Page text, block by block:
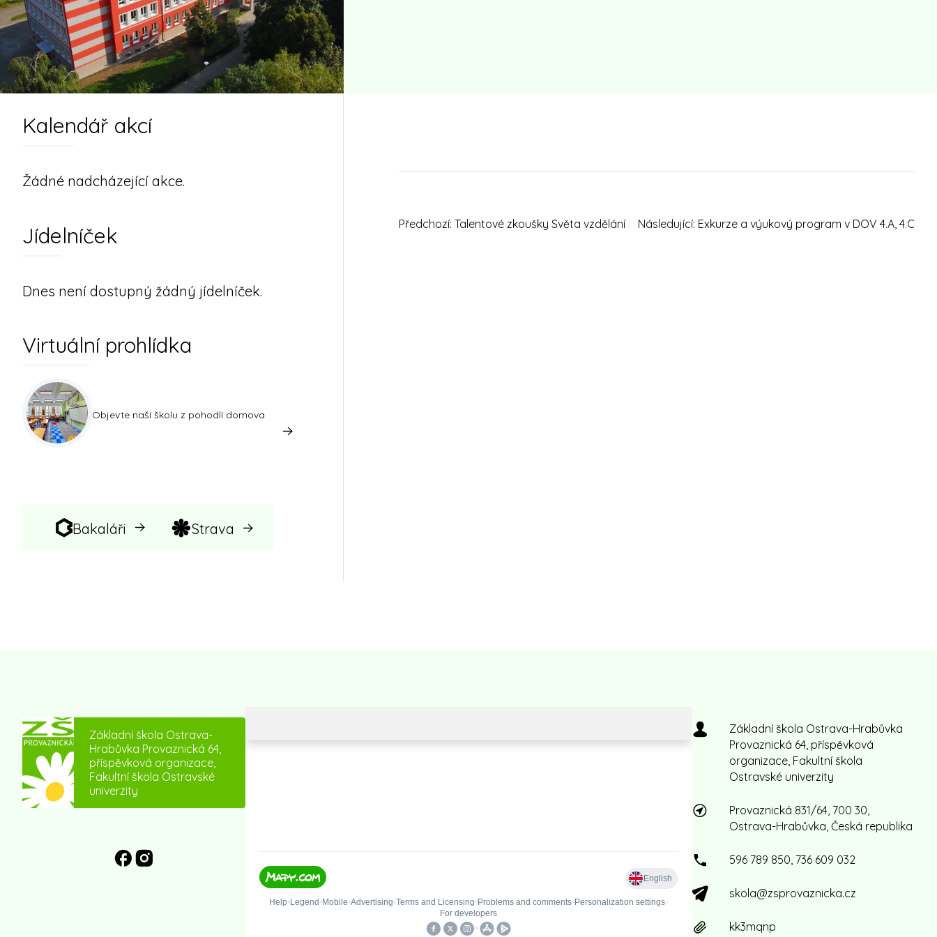
Navigace
Předchozí: Talentové zkoušky Světa vzdělání Následující: Exkurze a výukový program v DOV 4.A, 4.C
Kalendář akcí
Žádné nadcházející akce.
Jídelníček
Dnes není dostupný žádný jídelníček.
Virtuální prohlídka
Objevte naší školu z pohodlí domova
Bakaláři Strava
Základní škola Ostrava-
Hrabůvka Provaznická 64,
příspěvková organizace,
Fakultní škola Ostravské
univerzity
Základní škola Ostrava-Hrabůvka
Provaznická 64, příspěvková
organizace, Fakultní škola
Ostravské univerzity
Provaznická 831/64, 700 30,
Ostrava-Hrabůvka, Česká republika
596 789 850, 736 609 032
skola@zsprovaznicka.cz
kk3mqnp